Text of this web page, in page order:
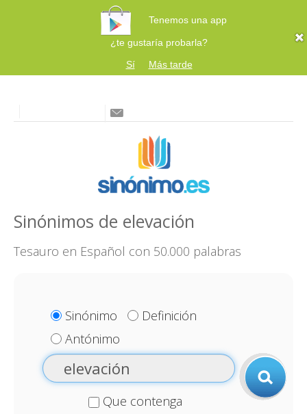
Tenemos una app
¿te gustaría probarla?
Sí
Más tarde
Sinónimos de elevación
Tesauro en Español con 50.000 palabras
Sinónimo
Definición
Antónimo
Que contenga